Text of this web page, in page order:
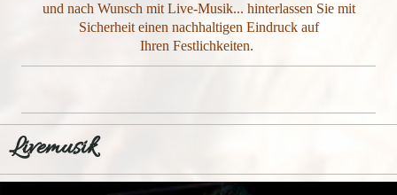
und nach Wunsch mit Live-Musik... hinterlassen Sie mit
Sicherheit einen nachhaltigen Eindruck auf
Ihren Festlichkeiten.
Livemusik